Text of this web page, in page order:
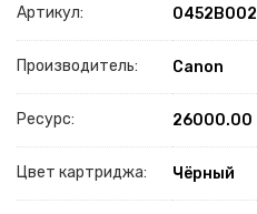
Артикул: 0452B002
Производитель: Canon
Ресурс: 26000.00
Цвет картриджа: Чёрный